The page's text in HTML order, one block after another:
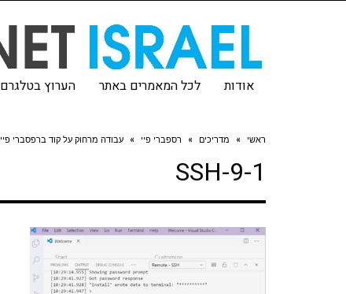
אודות לכל המאמרים באתר הערוץ בטלגרם
ראשי » מדריכים » רספברי פיי » עבודה מרחוק על קוד ברפסברי פיי
SSH-9-1